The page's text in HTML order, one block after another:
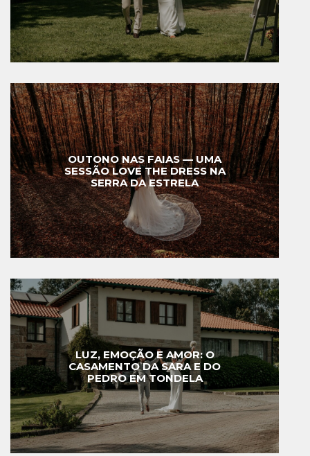
OUTONO NAS FAIAS — UMA
SESSÃO LOVE THE DRESS NA
SERRA DA ESTRELA
LUZ, EMOÇÃO E AMOR: O
CASAMENTO DA SARA E DO
PEDRO EM TONDELA